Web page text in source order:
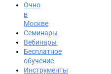
Вход на портал
8 (800) 200-85-28
Очно
в
Москве
Семинары
Вебинары
Бесплатное
обучение
Инструменты